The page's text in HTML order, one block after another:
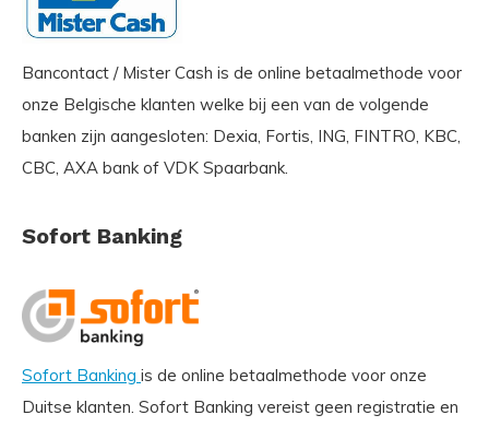
Bancontact / Mister Cash is de online betaalmethode voor
onze Belgische klanten welke bij een van de volgende
banken zijn aangesloten: Dexia, Fortis, ING, FINTRO, KBC,
CBC, AXA bank of VDK Spaarbank.
Sofort Banking
Sofort Banking is de online betaalmethode voor onze
Duitse klanten. Sofort Banking vereist geen registratie en